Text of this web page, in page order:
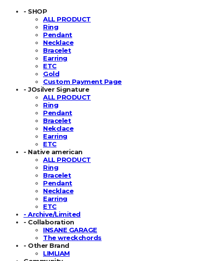
- SHOP
ALL PRODUCT
Ring
Pendant
Necklace
Bracelet
Earring
ETC
Gold
Custom Payment Page
- JOsilver Signature
ALL PRODUCT
Ring
Pendant
Bracelet
Nekclace
Earring
ETC
- Native american
ALL PRODUCT
Ring
Bracelet
Pendant
Necklace
Earring
ETC
- Archive/Limited
- Collaboration
INSANE GARAGE
The wreckchords
- Other Brand
LIMLIAM